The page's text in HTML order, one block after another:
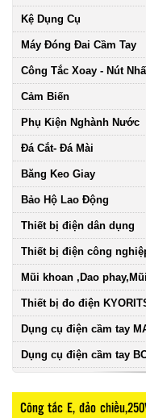
Kệ Dụng Cụ
Máy Đóng Đai Cầm Tay
Công Tắc Xoay - Nút
Cảm Biến
Phụ Kiện Nghành Nước
Đá Cắt- Đá Mài
Băng Keo Giay
Bảo Hộ Lao Động
Thiết bị điện dân dụng
Thiết bị điện công
Mũi khoan ,Dao
Thiết bị đo điện
Dụng cụ điện cầm tay
Dụng cụ điện cầm tay
Công tắc E, đảo